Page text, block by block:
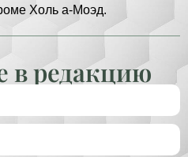
Холь а-Моэд.
в редакцию